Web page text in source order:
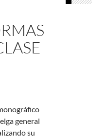
general
su